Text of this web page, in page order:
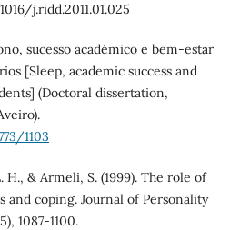
j.ridd.2011.01.025
sucesso académico e bem-estar
[Sleep, academic success and
(Doctoral dissertation,
1103
& Armeli, S. (1999). The role of
and coping. Journal of Personality
1087-1100.